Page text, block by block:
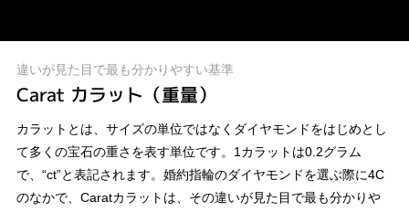
違いが見た目で最も分かりやすい基準
Carat カラット（重量）
カラットとは、サイズの単位ではなくダイヤモンドをはじめとし
て多くの宝石の重さを表す単位です。1カラットは0.2グラム
で、“ct”と表記されます。婚約指輪のダイヤモンドを選ぶ際に4C
のなかで、Caratカラットは、その違いが見た目で最も分かりや